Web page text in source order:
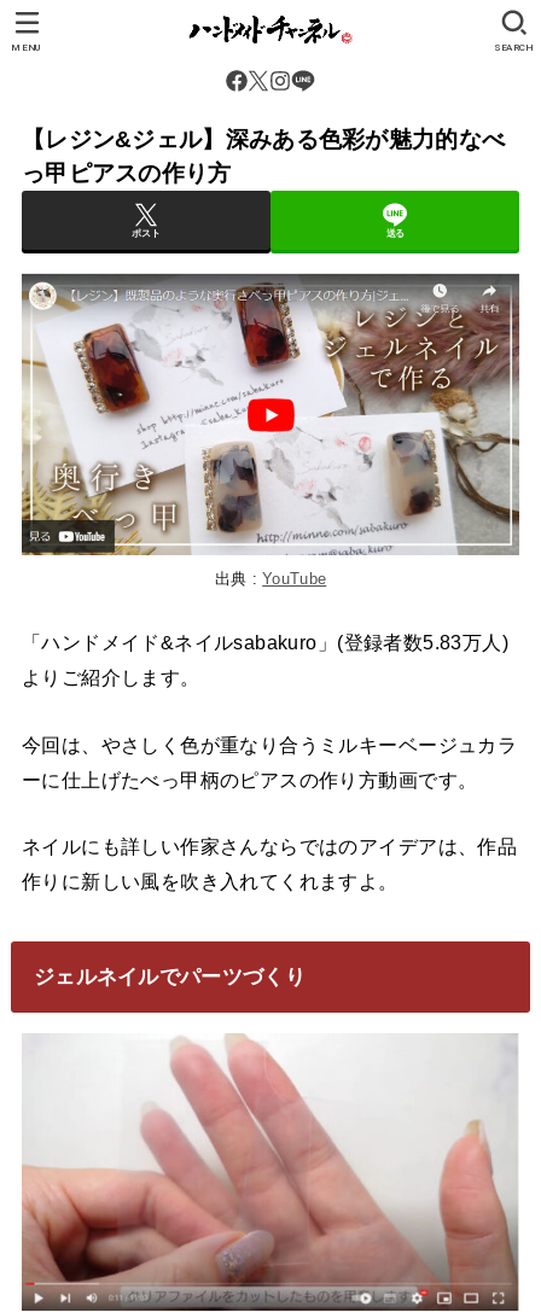
SEARCH
MENU
【レジン&ジェル】深みある色彩が魅力的なべ
っ甲ピアスの作り方
ポスト 送る
出典 :YouTube
「ハンドメイド&ネイルsabakuro」(登録者数5.83万人)
よりご紹介します。
今回は、やさしく色が重なり合うミルキーベージュカラ
ーに仕上げたべっ甲柄のピアスの作り方動画です。
ネイルにも詳しい作家さんならではのアイデアは、作品
作りに新しい風を吹き入れてくれますよ。
ジェルネイルでパーツづくり